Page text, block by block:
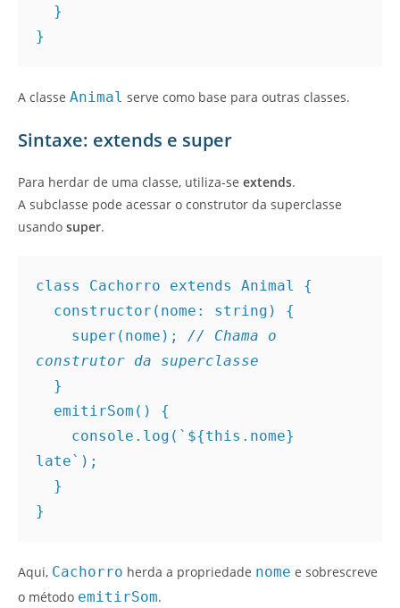
  }
}
A classe Animal serve como base para outras classes.
Sintaxe: extends e super
Para herdar de uma classe, utiliza-se extends.
A subclasse pode acessar o construtor da superclasse
usando super.
class Cachorro extends Animal {
  constructor(nome: string) {
    super(nome);
// Chama o
construtor da superclasse
  }
  emitirSom() {
late`);
  }
}
Aqui, Cachorro herda a propriedade nome e sobrescreve
o método emitirSom.